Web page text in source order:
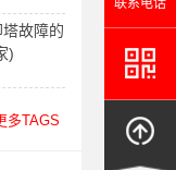
故障的
)
多TAGS